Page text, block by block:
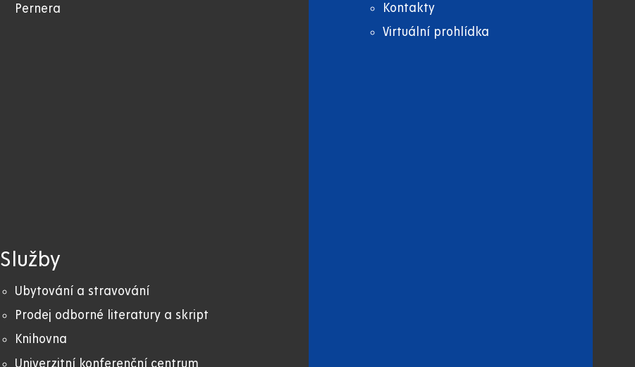
Pernera
Služby
Ubytování a stravování
Prodej odborné literatury a skript
Knihovna
Univerzitní konferenční centrum
Kontakty
Virtuální prohlídka